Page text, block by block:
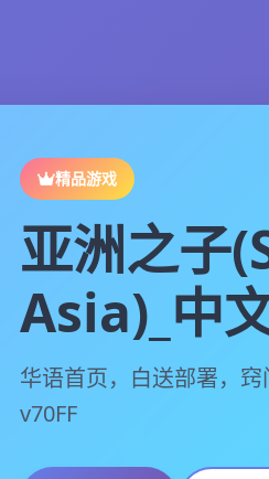
精品游戏
亚洲之子
Asia)_中
华语首页，白送部署，
v70FF